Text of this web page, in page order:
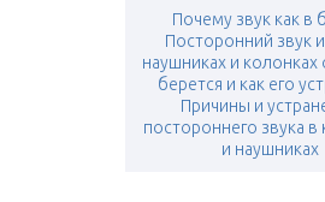
Почему звук как в
Посторонний звук
наушниках и колонках
берется и как его
Причины и
постороннего звука в
и наушниках